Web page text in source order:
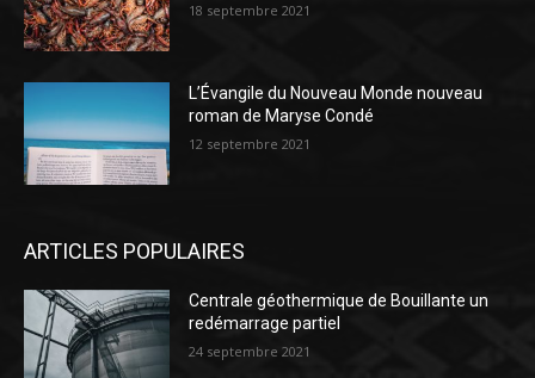
18 septembre 2021
L’Évangile du Nouveau Monde nouveau
roman de Maryse Condé
12 septembre 2021
ARTICLES POPULAIRES
Centrale géothermique de Bouillante un
redémarrage partiel
24 septembre 2021